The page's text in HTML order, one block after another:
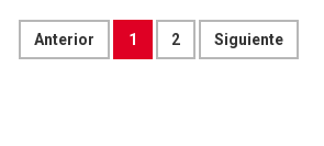
Anterior 1 2 Siguiente